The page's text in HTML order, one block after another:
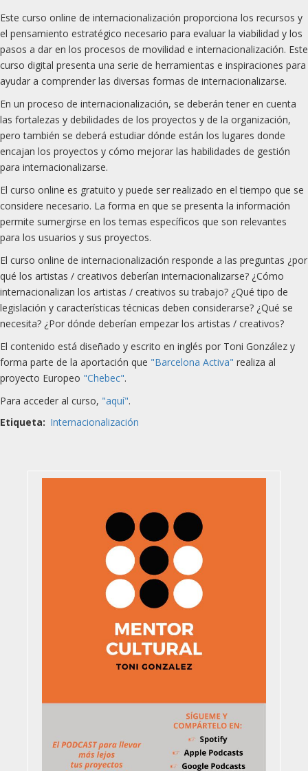
Este curso online de internacionalización proporciona los recursos y
el pensamiento estratégico necesario para evaluar la viabilidad y los
pasos a dar en los procesos de movilidad e internacionalización. Este
curso digital presenta una serie de herramientas e inspiraciones para
ayudar a comprender las diversas formas de internacionalizarse.
En un proceso de internacionalización, se deberán tener en cuenta
las fortalezas y debilidades de los proyectos y de la organización,
pero también se deberá estudiar dónde están los lugares donde
encajan los proyectos y cómo mejorar las habilidades de gestión
para internacionalizarse.
El curso online es gratuito y puede ser realizado en el tiempo que se
considere necesario. La forma en que se presenta la información
permite sumergirse en los temas específicos que son relevantes
para los usuarios y sus proyectos.
El curso online de internacionalización responde a las preguntas ¿por
qué los artistas / creativos deberían internacionalizarse? ¿Cómo
internacionalizan los artistas / creativos su trabajo? ¿Qué tipo de
legislación y características técnicas deben considerarse? ¿Qué se
necesita? ¿Por dónde deberían empezar los artistas / creativos?
El contenido está diseñado y escrito en inglés por Toni González y
forma parte de la aportación que "Barcelona Activa" realiza al
proyecto Europeo "Chebec".
Para acceder al curso, "aquí".
Etiqueta
Internacionalización